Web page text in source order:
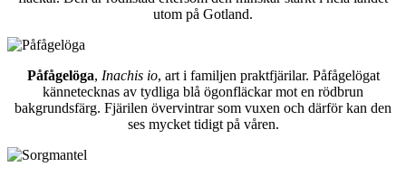
utom på Gotland.
Påfågelöga, Inachis io, art i familjen praktfjärilar. Påfågelögat
kännetecknas av tydliga blå ögonfläckar mot en rödbrun
bakgrundsfärg. Fjärilen övervintrar som vuxen och därför kan den
ses mycket tidigt på våren.